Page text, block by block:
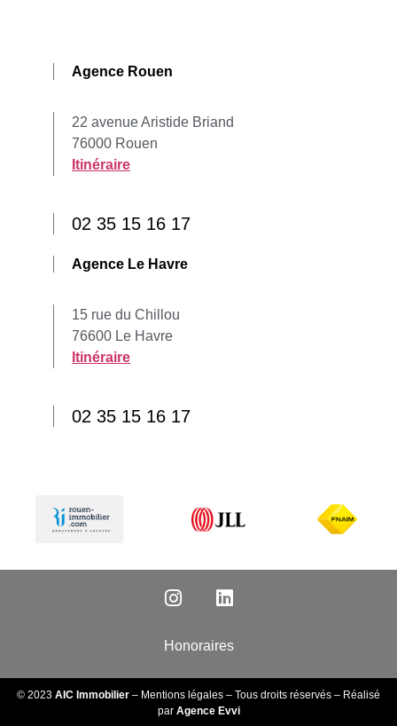
Agence Rouen
22 avenue Aristide Briand
76000 Rouen
Itinéraire
02 35 15 16 17
Agence Le Havre
15 rue du Chillou
76600 Le Havre
Itinéraire
02 35 15 16 17
Honoraires
© 2023 AIC Immobilier – Mentions légales – Tous droits réservés – Réalisé
par Agence Evvi